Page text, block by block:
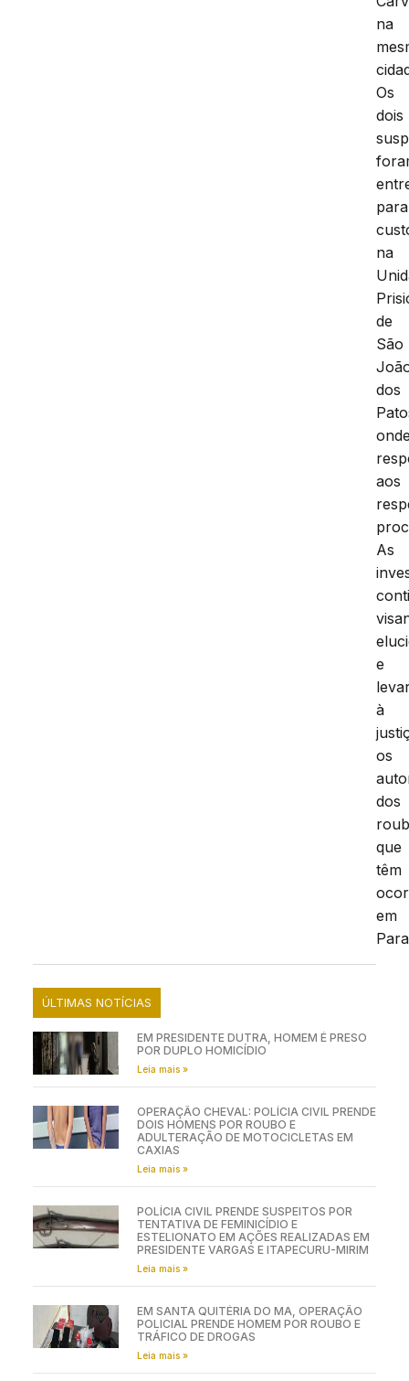
na
Os
dois
para
na
de
São
dos
aos
As
e
à
os
dos
que
têm
em
ÚLTIMAS NOTÍCIAS
EM PRESIDENTE DUTRA, HOMEM É PRESO
POR DUPLO HOMICÍDIO
Leia mais »
OPERAÇÃO CHEVAL: POLÍCIA CIVIL PRENDE
DOIS HOMENS POR ROUBO E
ADULTERAÇÃO DE MOTOCICLETAS EM
CAXIAS
Leia mais »
POLÍCIA CIVIL PRENDE SUSPEITOS POR
TENTATIVA DE FEMINICÍDIO E
ESTELIONATO EM AÇÕES REALIZADAS EM
PRESIDENTE VARGAS E ITAPECURU-MIRIM
Leia mais »
EM SANTA QUITÉRIA DO MA, OPERAÇÃO
POLICIAL PRENDE HOMEM POR ROUBO E
TRÁFICO DE DROGAS
Leia mais »